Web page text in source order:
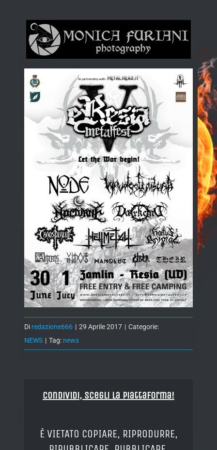
Di redazione666 | 29 Aprile 2017 | Categorie:
NEWS | Tag: news
Condividi, Scegli la piattaforma!
È VIETATO COPIARE, RIPRODURRE,